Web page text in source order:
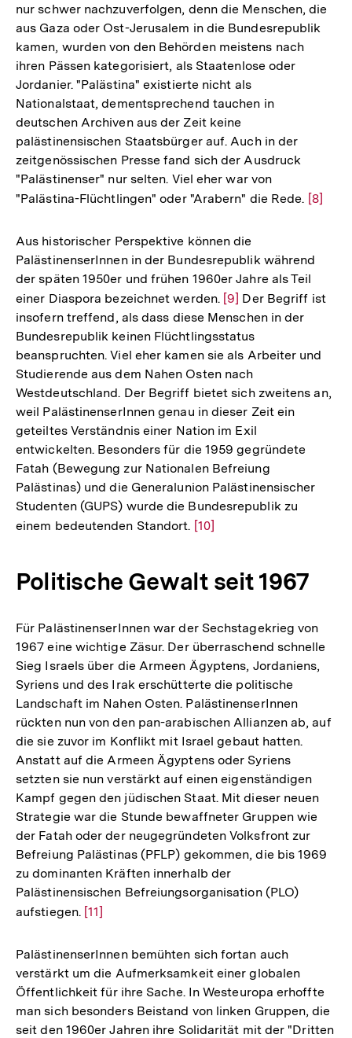
nur schwer nachzuverfolgen, denn die Menschen, die
aus Gaza oder Ost-Jerusalem in die Bundesrepublik
kamen, wurden von den Behörden meistens nach
ihren Pässen kategorisiert, als Staatenlose oder
Jordanier. "Palästina" existierte nicht als
Nationalstaat, dementsprechend tauchen in
deutschen Archiven aus der Zeit keine
palästinensischen Staatsbürger auf. Auch in der
zeitgenössischen Presse fand sich der Ausdruck
"Palästinenser" nur selten. Viel eher war von
"Palästina-Flüchtlingen" oder "Arabern" die Rede. Zur
[8]
Aus historischer Perspektive können die
PalästinenserInnen in der Bundesrepublik während
der späten 1950er und frühen 1960er Jahre als Teil
einer Diaspora bezeichnet werden. Zur
Auflösung
der
Fußnote
[9] Der Begriff ist
insofern treffend, als dass diese Menschen in der
Bundesrepublik keinen Flüchtlingsstatus
beanspruchten. Viel eher kamen sie als Arbeiter und
Studierende aus dem Nahen Osten nach
Westdeutschland. Der Begriff bietet sich zweitens an,
weil PalästinenserInnen genau in dieser Zeit ein
geteiltes Verständnis einer Nation im Exil
entwickelten. Besonders für die 1959 gegründete
Fatah (Bewegung zur Nationalen Befreiung
Palästinas) und die Generalunion Palästinensischer
Studenten (GUPS) wurde die Bundesrepublik zu
einem bedeutenden Standort. Zur
Fußnote
[10]
Politische Gewalt seit 1967
Für PalästinenserInnen war der Sechstagekrieg von
1967 eine wichtige Zäsur. Der überraschend schnelle
Sieg Israels über die Armeen Ägyptens, Jordaniens,
Syriens und des Irak erschütterte die politische
Landschaft im Nahen Osten. PalästinenserInnen
rückten nun von den pan-arabischen Allianzen ab, auf
die sie zuvor im Konflikt mit Israel gebaut hatten.
Anstatt auf die Armeen Ägyptens oder Syriens
setzten sie nun verstärkt auf einen eigenständigen
Kampf gegen den jüdischen Staat. Mit dieser neuen
Strategie war die Stunde bewaffneter Gruppen wie
der Fatah oder der neugegründeten Volksfront zur
Befreiung Palästinas (PFLP) gekommen, die bis 1969
zu dominanten Kräften innerhalb der
Palästinensischen Befreiungsorganisation (PLO)
aufstiegen. Zur
der
Fußnote
[11]
PalästinenserInnen bemühten sich fortan auch
verstärkt um die Aufmerksamkeit einer globalen
Öffentlichkeit für ihre Sache. In Westeuropa erhoffte
man sich besonders Beistand von linken Gruppen, die
seit den 1960er Jahren ihre Solidarität mit der "Dritten